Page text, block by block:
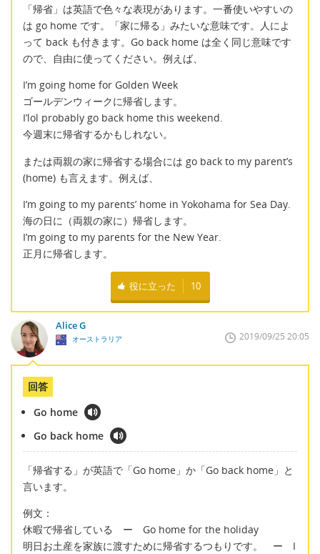
「帰省」は英語で色々な表現があります。一番使いやすいの
は go home です。「家に帰る」みたいな意味です。人によ
って back も付きます。Go back home は全く同じ意味です
ので、自由に使ってください。例えば、
I’m going home for Golden Week
ゴールデンウィークに帰省します。
I’lol probably go back home this weekend.
今週末に帰省するかもしれない。
または両親の家に帰省する場合には go back to my parent’s
(home) も言えます。例えば、
I’m going to my parents’ home in Yokohama for Sea Day.
海の日に（両親の家に）帰省します。
I’m going to my parents for the New Year.
正月に帰省します。
役に立った 10
Alice G
オーストラリア 2019/09/25 20:05
回答
Go home
Go back home
「帰省する」が英語で「Go home」か「Go back home」と
言います。
例文：
休暇で帰省している ー Go home for the holiday
明日お土産を家族に渡すために帰省するつもりです。 ー I